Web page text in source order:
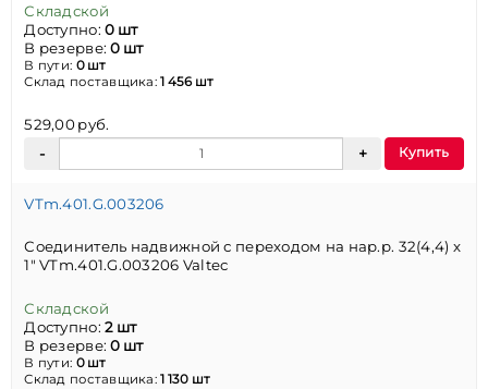
Складской
Доступно:0 шт
В резерве:0 шт
В пути: 0 шт
Склад поставщика:1 456 шт
529,00 руб.
Купить
VTm.401.G.003206
Соединитель надвижной с переходом на нар.р. 32(4,4) х
1" VTm.401.G.003206 Valtec
Складской
Доступно:2 шт
В резерве:0 шт
В пути: 0 шт
Склад поставщика:1 130 шт